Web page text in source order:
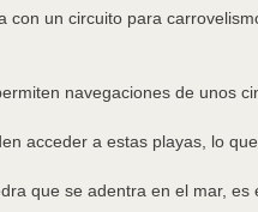
con un circuito para
navegaciones de unos
acceder a estas playas, lo
que se adentra en el mar,